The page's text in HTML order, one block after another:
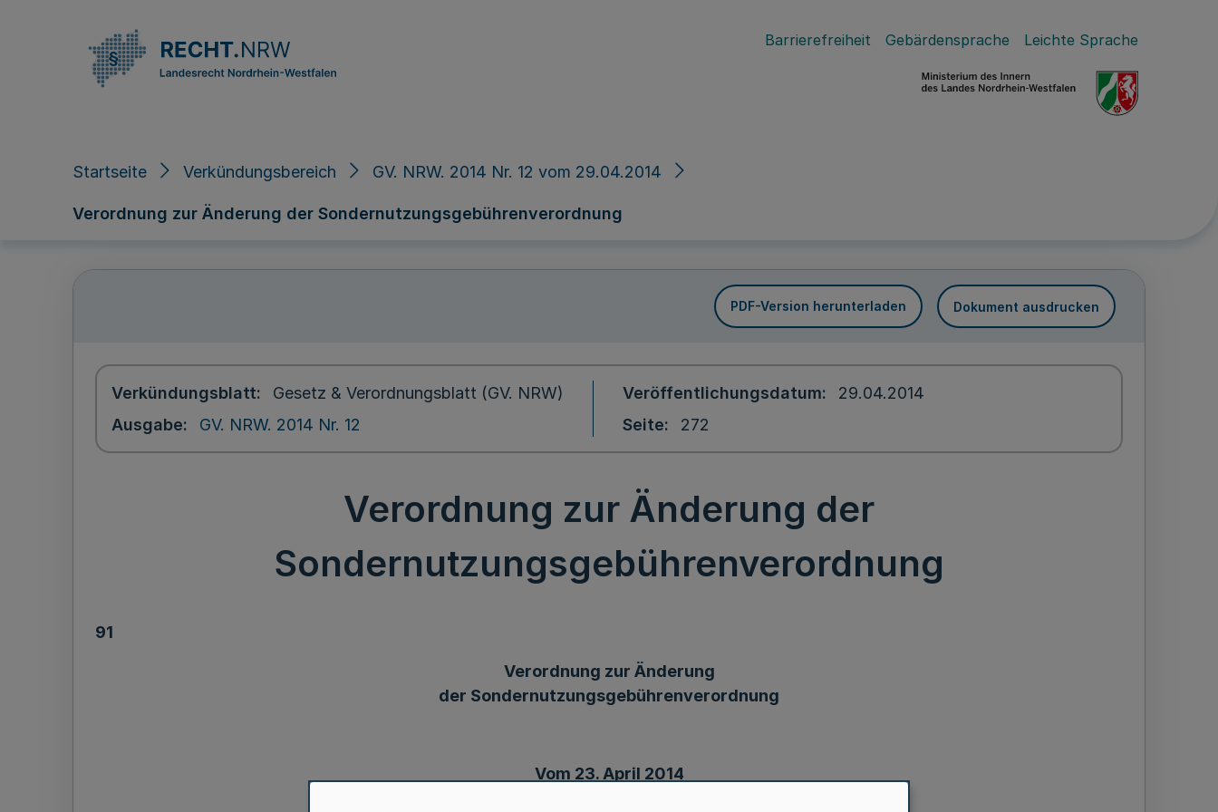
Barrierefreiheit Gebärdensprache Leichte Sprache
Startseite Verkündungsbereich GV. NRW. 2014 Nr. 12 vom 29.04.2014
Verordnung zur Änderung der Sondernutzungsgebührenverordnung
PDF-Version herunterladen Dokument ausdrucken
Verkündungsblatt
Gesetz & Verordnungsblatt (GV. NRW)
Ausgabe
GV. NRW. 2014 Nr. 12
Veröffentlichungsdatum
29.04.2014
Seite
272
Verordnung zur Änderung der
Sondernutzungsgebührenverordnung
91
Verordnung zur Änderung
der Sondernutzungsgebührenverordnung
Vom 23. April 2014